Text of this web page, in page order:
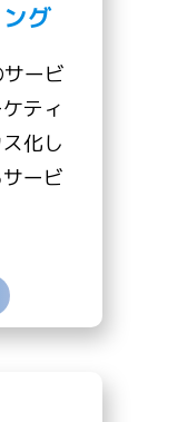
グ
ービ
ティ
化し
ービ